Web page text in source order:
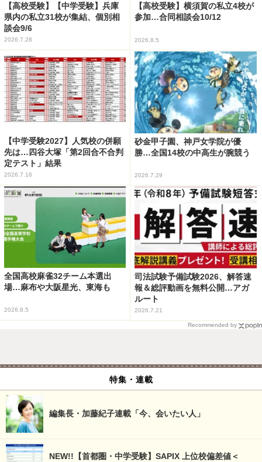
【高校受験】【中学受験】兵庫
県内の私立31校が集結、個別相
談会9/6
2026.7.28
【高校受験】横須賀の私立4校が
参加…合同相談会10/12
2026.8.5
【中学受験2027】人気校の併願
先は…四谷大塚「第2回合不合判
定テスト」結果
2026.7.16
砂金甲子園、神戸女学院が優
勝…全国14校の中高生が腕競う
2026.7.29
全国高校麻雀32チーム本選出
場…麻布や大阪星光、東海も
2026.8.5
司法試験予備試験2026、解答速
報＆総評動画を無料公開…アガ
ルート
2026.7.21
Recommended by
特集・連載
編集長・加藤紀子連載「今、会いたい人」
NEW!!【首都圏・中学受験】SAPIX 上位校偏差値＜